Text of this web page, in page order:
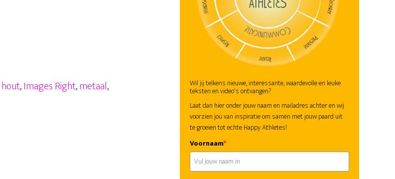
hout,Images Right,metaal,
Wil jij telkens nieuwe, interessante, waardevolle en leuke
teksten en video's ontvangen?
Laat dan hier onder jouw naam en mailadres achter en wij
voorzien jou van inspiratie om samen met jouw paard uit
te groeien tot echte Happy Athletes!
Voornaam*